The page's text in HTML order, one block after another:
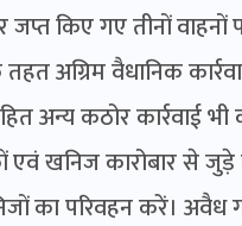
किए गए तीनों
अग्रिम वैधानिक
अन्य कठोर कार्रवाई
एवं खनिज कारोबार से
का परिवहन करें। अवैध